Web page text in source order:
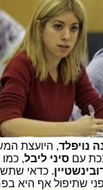
נויפלד, היועצת
עם סיני ליבל,
. כדאי
שתיפול אף היא